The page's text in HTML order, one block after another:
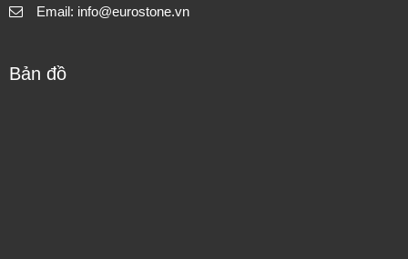
Email: info@eurostone.vn
Bản đồ